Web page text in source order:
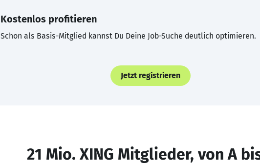
Kostenlos profitieren
Schon als Basis-Mitglied kannst Du Deine Job-Suche deutlich optimieren.
Jetzt registrieren
21 Mio. XING Mitglieder, von A